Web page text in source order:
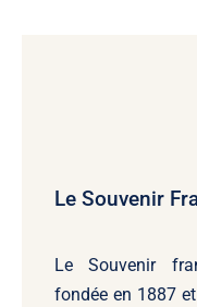
Le Souvenir
Le Souvenir
fondée en 1887